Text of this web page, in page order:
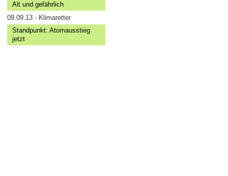
Alt und gefährlich
09.09.13 - Klimaretter
Standpunkt: Atomausstieg
jetzt